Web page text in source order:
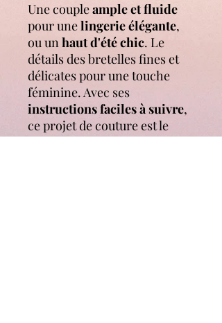
Une coupleample et fluide
pour unelingerie élégante,
ou unhaut d'été chic. Le
détails des bretelles fines et
délicates pour une touche
féminine. Avec ses
instructions faciles à suivre,
ce projet de couture est le
choix parfait pour ceux qui